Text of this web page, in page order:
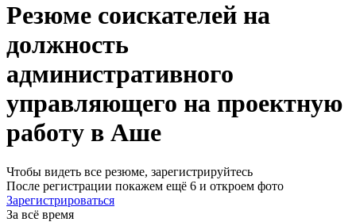
Резюме соискателей на
должность
административного
управляющего на проектную
работу в Аше
Чтобы видеть все резюме, зарегистрируйтесь
После регистрации покажем ещё 6 и откроем фото
Зарегистрироваться
За всё время